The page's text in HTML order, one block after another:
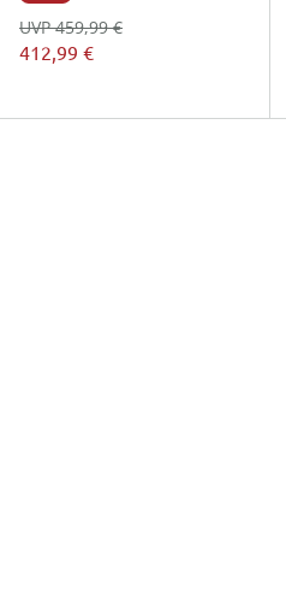
412,99 €
UVP 459,99 €